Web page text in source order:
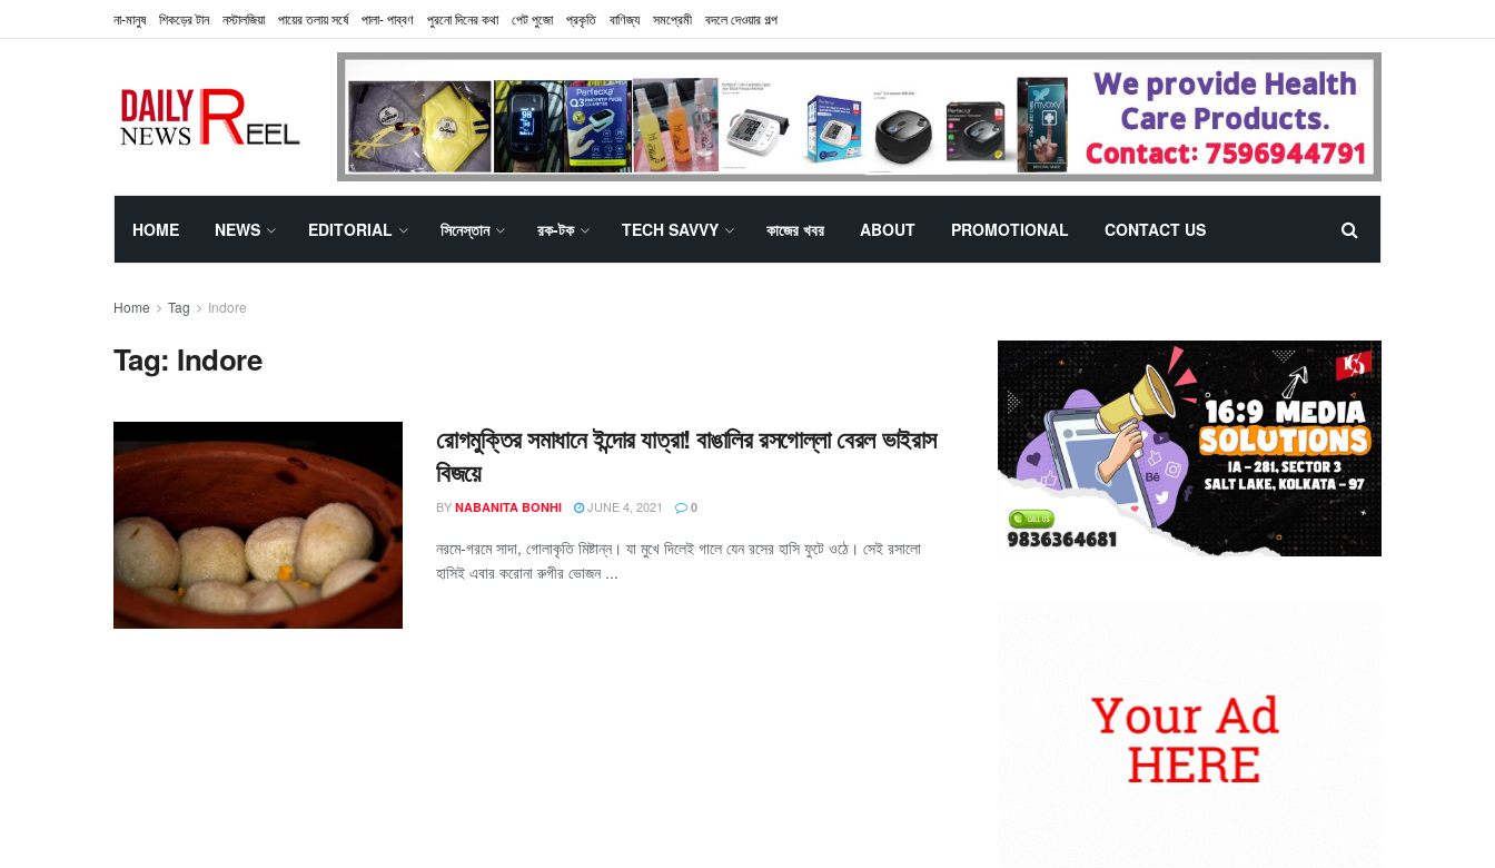
না-মানুষ শিকড়ের টান নস্টালজিয়া পায়ের তলায় সর্ষে পালা- পাব্বণ পুরনো দিনের কথা পেট পুজো প্রকৃতি বাণিজ্য সমপ্রেমী বদলে দেওয়ার গল্প
HOME NEWS EDITORIAL সিনেস্তান রক-টক TECH SAVVY কাজের খবর ABOUT PROMOTIONAL CONTACT US
Home Tag Indore
Tag: Indore
রোগমুক্তির সমাধানে ইন্দোর যাত্রা! বাঙালির রসগোল্লা বেরল ভাইরাস
বিজয়ে
BY NABANITA BONHI JUNE 4, 2021 0
নরমে-গরমে সাদা, গোলাকৃতি মিষ্টান্ন। যা মুখে দিলেই গালে যেন রসের হাসি ফুটে ওঠে। সেই রসালো
হাসিই এবার করোনা রুগীর ভোজন ...